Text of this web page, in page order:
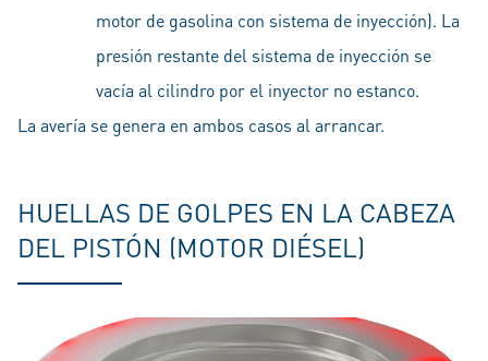
motor de gasolina con sistema de inyección). La
presión restante del sistema de inyección se
vacía al cilindro por el inyector no estanco.
La avería se genera en ambos casos al arrancar.
HUELLAS DE GOLPES EN LA CABEZA
DEL PISTÓN (MOTOR DIÉSEL)